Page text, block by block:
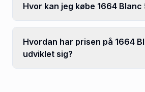
Hvor kan jeg købe 1664 Blanc
Hvordan har prisen på 1664
udviklet sig?